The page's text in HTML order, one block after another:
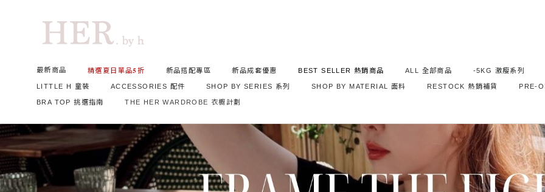
最新商品 精選夏日單品𝟓折 新品搭配專區 新品成套優惠 BEST SELLER 熱銷商品 ALL 全部商品 -5KG 激瘦系列
LITTLE H 童裝 ACCESSORIES 配件 SHOP BY SERIES 系列 SHOP BY MATERIAL 面料 RESTOCK 熱銷補貨 PRE-
BRA TOP 挑選指南 THE HER WARDROBE 衣櫥計劃